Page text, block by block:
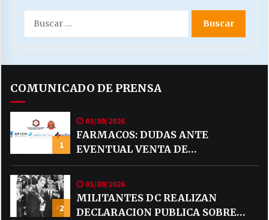
por:
COMUNICADO DE PRENSA
1
03/08/2026
FARMACOS: DUDAS ANTE
EVENTUAL VENTA DE
MEDICAMENTOS POR MERCADO
LIBRE
2
01/08/2026
MILITANTES DC REALIZAN
DECLARACION PUBLICA SOBRE